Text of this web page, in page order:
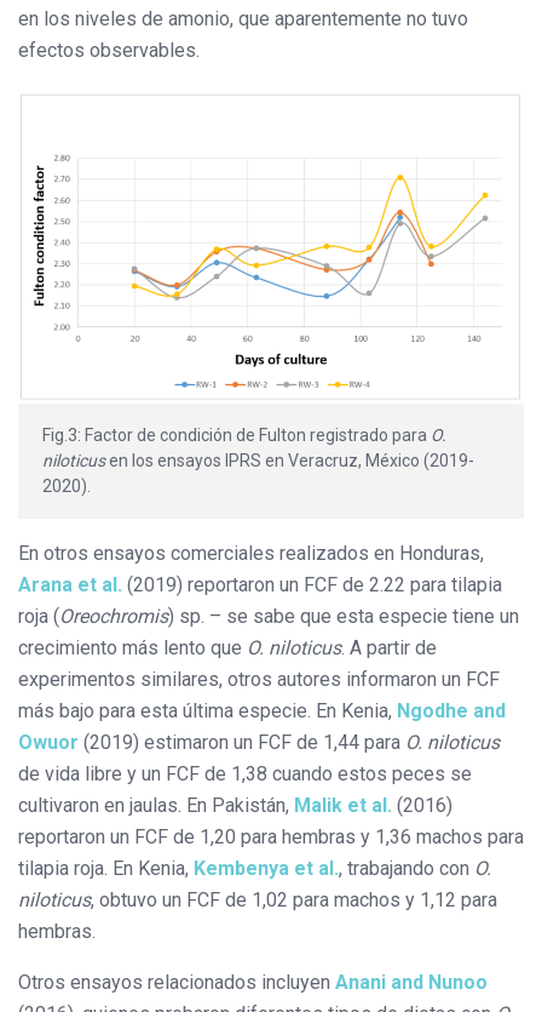
en los niveles de amonio, que aparentemente no tuvo
efectos observables.
Fig.3: Factor de condición de Fulton registrado para O.
niloticusen los ensayos IPRS en Veracruz, México (2019-
2020).
En otros ensayos comerciales realizados en Honduras,
Arana et al. (2019) reportaron un FCF de 2.22 para tilapia
roja (Oreochromis) sp. – se sabe que esta especie tiene un
crecimiento más lento que O. niloticus. A partir de
experimentos similares, otros autores informaron un FCF
más bajo para esta última especie. En Kenia, Ngodhe and
Owuor (2019) estimaron un FCF de 1,44 para O. niloticus
de vida libre y un FCF de 1,38 cuando estos peces se
cultivaron en jaulas. En Pakistán, Malik et al. (2016)
reportaron un FCF de 1,20 para hembras y 1,36 machos para
tilapia roja. En Kenia, Kembenya et al., trabajando con O.
niloticus, obtuvo un FCF de 1,02 para machos y 1,12 para
hembras.
Otros ensayos relacionados incluyen Anani and Nunoo